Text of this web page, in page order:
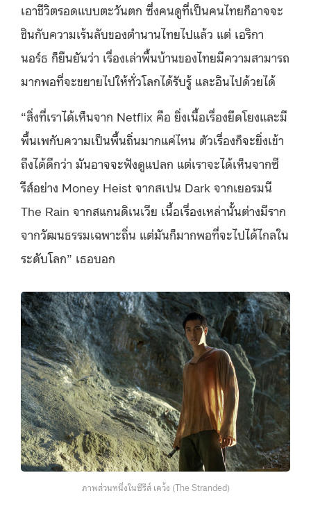
เอาชีวิตรอดแบบตะวันตก ซึ่งคนดูที่เป็นคนไทยก็อาจจะ
ชินกับความเร้นลับของตำนานไทยไปแล้ว แต่ เอริกา
นอร์ธ ก็ยืนยันว่า เรื่องเล่าพื้นบ้านของไทยมีความสามารถ
มากพอที่จะขยายไปให้ทั่วโลกได้รับรู้ และอินไปด้วยได้
“สิ่งที่เราได้เห็นจาก Netflix คือ ยิ่งเนื้อเรื่องยึดโยงและมี
พื้นเพกับความเป็นพื้นถิ่นมากแค่ไหน ตัวเรื่องก็จะยิ่งเข้า
ถึงได้ดีกว่า มันอาจจะฟังดูแปลก แต่เราจะได้เห็นจากซี
รีส์อย่าง Money Heist จากสเปน Dark จากเยอรมนี
The Rain จากสแกนดิเนเวีย เนื้อเรื่องเหล่านั้นต่างมีราก
จากวัฒนธรรมเฉพาะถิ่น แต่มันก็มากพอที่จะไปได้ไกลใน
ระดับโลก” เธอบอก
ภาพส่วนหนึ่งในซีรีส์ เคว้ง (The Stranded)